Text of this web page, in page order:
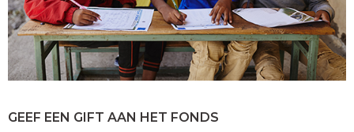
GEEF EEN GIFT AAN HET FONDS